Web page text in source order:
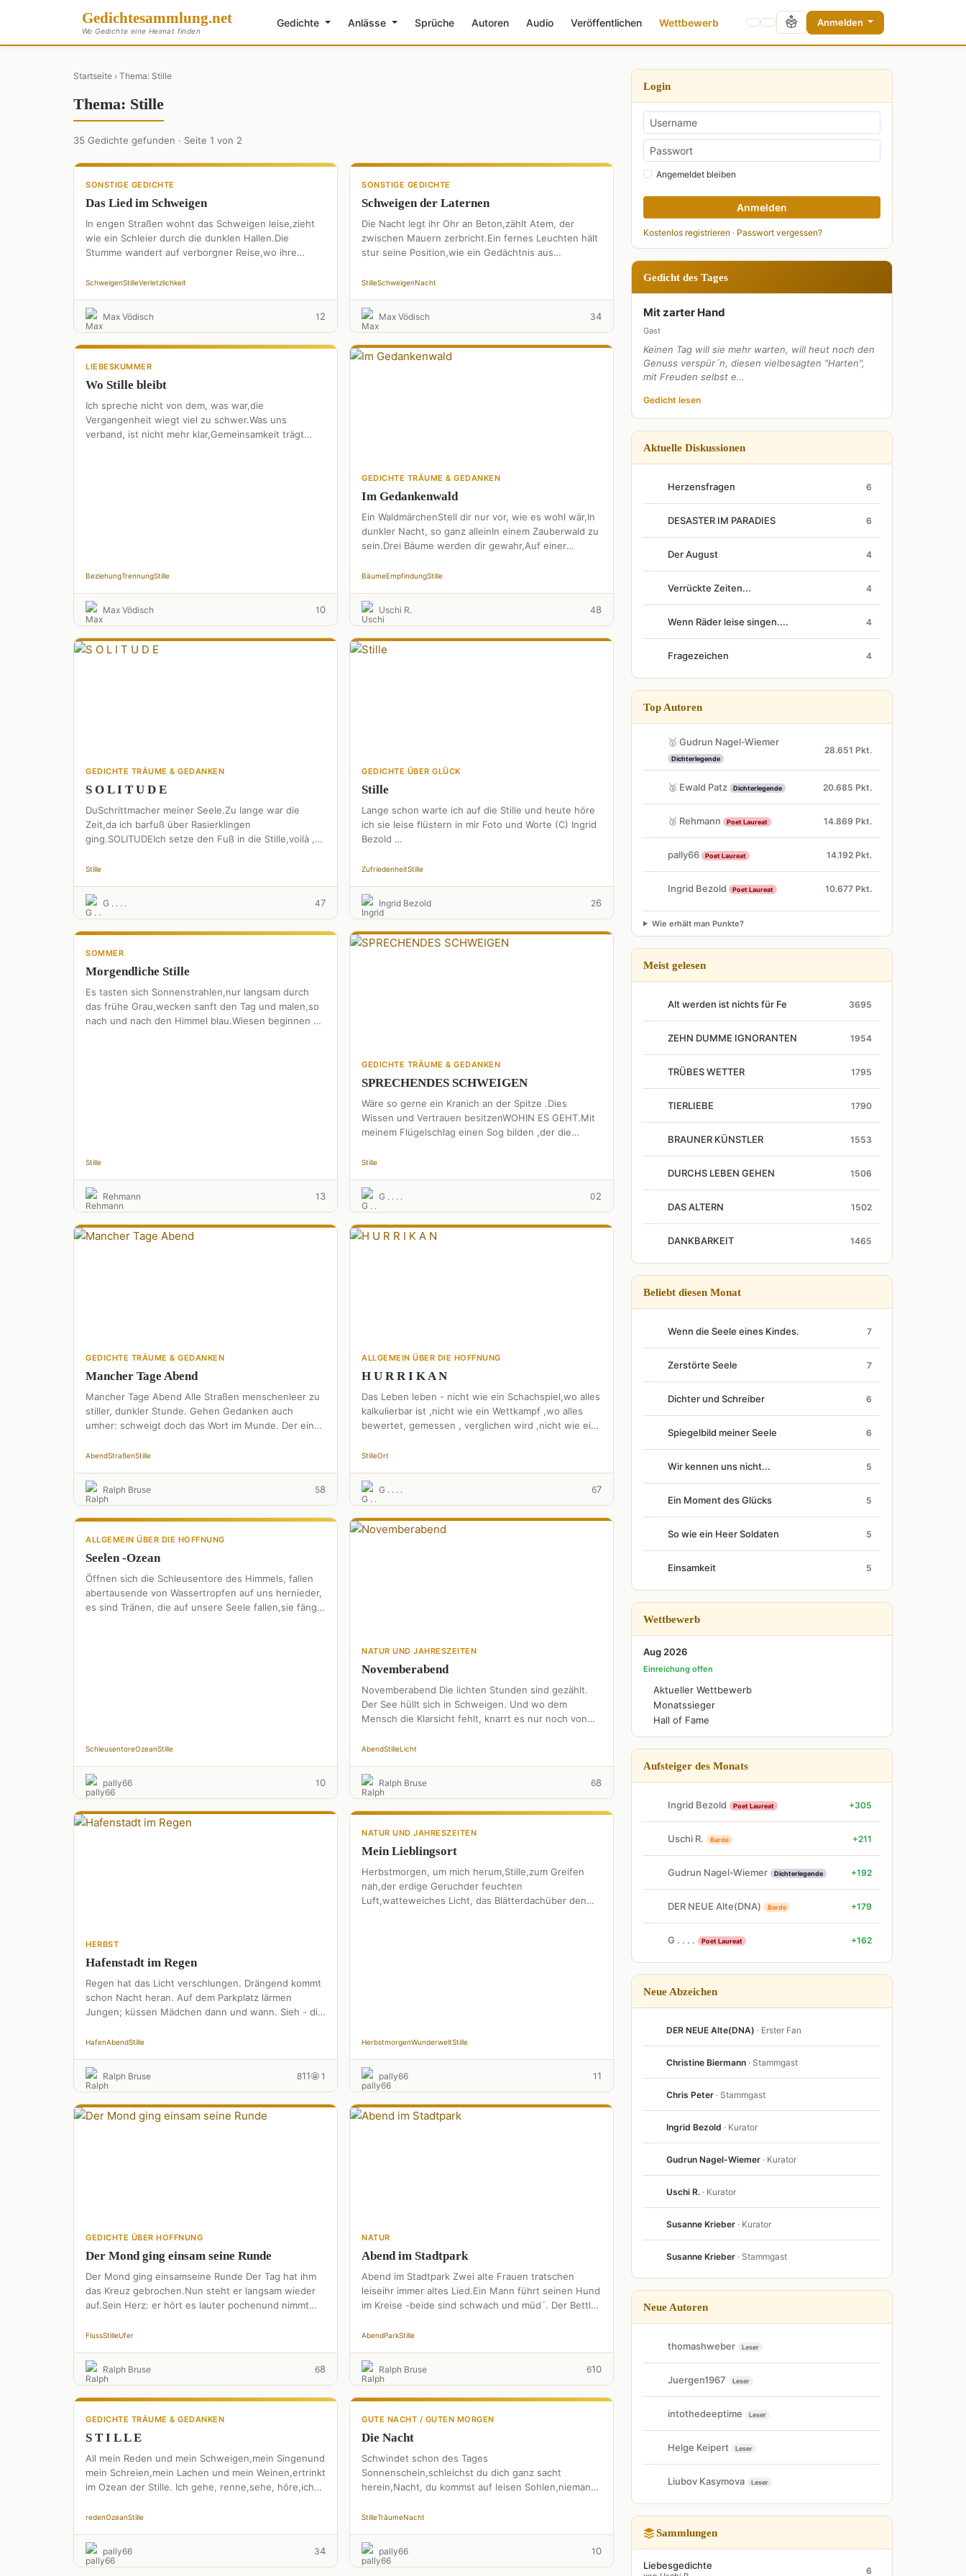
Gedichtesammlung.net
Wo Gedichte eine Heimat finden
Gedichte Anlässe Sprüche Autoren Audio Veröffentlichen Wettbewerb Anmelden
Startseite › Thema: Stille
Thema: Stille
35 Gedichte gefunden · Seite 1 von 2
SONSTIGE GEDICHTE
Das Lied im Schweigen
In engen Straßen wohnt das Schweigen leise,zieht
wie ein Schleier durch die dunklen Hallen.Die
Stumme wandert auf verborgner Reise,wo ihre
SchweigenStilleVerletzlichkeit
Max Vödisch 1 2
SONSTIGE GEDICHTE
Schweigen der Laternen
Die Nacht legt ihr Ohr an Beton,zählt Atem, der
zwischen Mauern zerbricht.Ein fernes Leuchten hält
stur seine Position,wie ein Gedächtnis aus
StilleSchweigenNacht
Max Vödisch 34
LIEBESKUMMER
Wo Stille bleibt
Ich spreche nicht von dem, was war,die
Vergangenheit wiegt viel zu schwer.Was uns
verband, ist nicht mehr klar,Gemeinsamkeit trägt
BeziehungTrennungStille
Max Vödisch 10
GEDICHTE TRÄUME & GEDANKEN
Im Gedankenwald
Ein WaldmärchenStell dir nur vor, wie es wohl wär,In
dunkler Nacht, so ganz alleinIn einem Zauberwald zu
sein.Drei Bäume werden dir gewahr,Auf einer
BäumeEmpfindungStille
Uschi R. 48
GEDICHTE TRÄUME & GEDANKEN
S O L I T U D E
DuSchrittmacher meiner Seele.Zu lange war die
Zeit,da ich barfuß über Rasierklingen
ging.SOLITUDEIch setze den Fuß in die Stille,voilà ,
Stille
G . . . . 47
GEDICHTE ÜBER GLÜCK
Stille
Lange schon warte ich auf die Stille und heute höre
ich sie leise flüstern in mir Foto und Worte (C) Ingrid
Bezold …
ZufriedenheitStille
Ingrid Bezold 26
SOMMER
Morgendliche Stille
Es tasten sich Sonnenstrahlen,nur langsam durch
das frühe Grau,wecken sanft den Tag und malen,so
nach und nach den Himmel blau.Wiesen beginnen zu
Stille
Rehmann 1 3
GEDICHTE TRÄUME & GEDANKEN
SPRECHENDES SCHWEIGEN
Wäre so gerne ein Kranich an der Spitze .Dies
Wissen und Vertrauen besitzenWOHIN ES GEHT.Mit
meinem Flügelschlag einen Sog bilden ,der die
Stille
G . . . . 02
GEDICHTE TRÄUME & GEDANKEN
Mancher Tage Abend
Mancher Tage Abend Alle Straßen menschenleer zu
stiller, dunkler Stunde. Gehen Gedanken auch
umher: schweigt doch das Wort im Munde. Der eine
AbendStraßenStille
Ralph Bruse 58
ALLGEMEIN ÜBER DIE HOFFNUNG
H U R R I K A N
Das Leben leben - nicht wie ein Schachspiel,wo alles
kalkulierbar ist ,nicht wie ein Wettkampf ,wo alles
bewertet, gemessen , verglichen wird ,nicht wie ein
StilleOrt
G . . . . 67
ALLGEMEIN ÜBER DIE HOFFNUNG
Seelen -Ozean
Öffnen sich die Schleusentore des Himmels, fallen
abertausende von Wassertropfen auf uns hernieder,
es sind Tränen, die auf unsere Seele fallen,sie fängt
SchleusentoreOzeanStille
pally66 10
NATUR UND JAHRESZEITEN
Novemberabend
Novemberabend Die lichten Stunden sind gezählt.
Der See hüllt sich in Schweigen. Und wo dem
Mensch die Klarsicht fehlt, knarrt es nur noch von
AbendStilleLicht
Ralph Bruse 68
HERBST
Hafenstadt im Regen
Regen hat das Licht verschlungen. Drängend kommt
schon Nacht heran. Auf dem Parkplatz lärmen
Jungen; küssen Mädchen dann und wann. Sieh - die
HafenAbendStille
Ralph Bruse 811🤩 1
NATUR UND JAHRESZEITEN
Mein Lieblingsort
Herbstmorgen, um mich herum,Stille,zum Greifen
nah,der erdige Geruchder feuchten
Luft,watteweiches Licht, das Blätterdachüber den
HerbstmorgenWunderweltStille
pally66 11
GEDICHTE ÜBER HOFFNUNG
Der Mond ging einsam seine Runde
Der Mond ging einsamseine Runde Der Tag hat ihm
das Kreuz gebrochen.Nun steht er langsam wieder
auf.Sein Herz: er hört es lauter pochenund nimmt
FlussStilleUfer
Ralph Bruse 68
NATUR
Abend im Stadtpark
Abend im Stadtpark Zwei alte Frauen tratschen
leiseihr immer altes Lied.Ein Mann führt seinen Hund
im Kreise -beide sind schwach und müd´. Der Bettler
AbendParkStille
Ralph Bruse 610
GEDICHTE TRÄUME & GEDANKEN
S T I L L E
All mein Reden und mein Schweigen,mein Singenund
mein Schreien,mein Lachen und mein Weinen,ertrinkt
im Ozean der Stille. Ich gehe, renne,sehe, höre,ich
redenOzeanStille
pally66 34
GUTE NACHT / GUTEN MORGEN
Die Nacht
Schwindet schon des Tages
Sonnenschein,schleichst du dich ganz sacht
herein,Nacht, du kommst auf leisen Sohlen,niemand
Räumen,erwachen …
StilleTräumeNacht
pally66 10
Login
Angemeldet bleiben
Anmelden
Kostenlos registrieren · Passwort vergessen?
Gedicht des Tages
Mit zarter Hand
Gast
Keinen Tag will sie mehr warten, will heut noch den
Genuss verspür´n, diesen vielbesagten "Harten",
mit Freuden selbst e…
Gedicht lesen
Aktuelle Diskussionen
Herzensfragen 6
DESASTER IM PARADIES 6
Der August 4
Verrückte Zeiten... 4
Wenn Räder leise singen.... 4
Fragezeichen 4
Top Autoren
🥇 Gudrun Nagel-Wiemer
Dichterlegende
28.651 Pkt.
🥈 Ewald Patz Dichterlegende 20.685 Pkt.
🥉 Rehmann Poet Laureat 14.869 Pkt.
pally66 Poet Laureat 14.192 Pkt.
Ingrid Bezold Poet Laureat 10.677 Pkt.
Wie erhält man Punkte?
Meist gelesen
Alt werden ist nichts für Fe 3695
ZEHN DUMME IGNORANTEN 1954
TRÜBES WETTER 1795
TIERLIEBE 1790
BRAUNER KÜNSTLER 1553
DURCHS LEBEN GEHEN 1506
DAS ALTERN 1502
DANKBARKEIT 1465
Beliebt diesen Monat
Wenn die Seele eines Kindes. 7
Zerstörte Seele 7
Dichter und Schreiber 6
Spiegelbild meiner Seele 6
Wir kennen uns nicht... 5
Ein Moment des Glücks 5
So wie ein Heer Soldaten 5
Einsamkeit 5
Wettbewerb
Aug 2026
Einreichung offen
Aktueller Wettbewerb
Monatssieger
Hall of Fame
Aufsteiger des Monats
Ingrid Bezold Poet Laureat +305
Uschi R. Barde +211
Gudrun Nagel-Wiemer Dichterlegende +192
DER NEUE Alte(DNA) Barde +179
G . . . . Poet Laureat +162
Neue Abzeichen
DER NEUE Alte(DNA) · Erster Fan
Christine Biermann · Stammgast
Chris Peter · Stammgast
Ingrid Bezold · Kurator
Gudrun Nagel-Wiemer · Kurator
Uschi R. · Kurator
Susanne Krieber · Kurator
Susanne Krieber · Stammgast
Neue Autoren
thomashweber Leser
Juergen1967 Leser
intothedeeptime Leser
Helge Keipert Leser
Liubov Kasymova Leser
Sammlungen
Liebesgedichte 6